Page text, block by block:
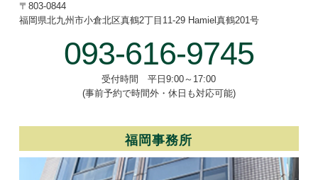
〒803-0844
福岡県北九州市小倉北区真鶴2丁目 11-29 Hamiel真鶴201号
093-616-9745
受付時間 平日9:00～17:00
(事前予約で時間外・休日も対応可能)
福岡事務所